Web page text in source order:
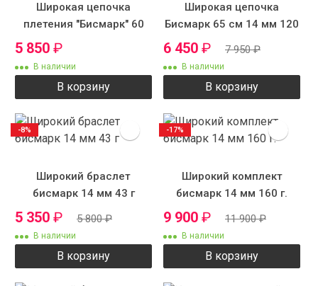
Широкая цепочка
плетения "Бисмарк" 60
см 12 мм 105 г.
5 850 ₽
В наличии
В корзину
Широкая цепочка
Бисмарк 65 см 14 мм 120
6 450 ₽ 7 950₽
В наличии
В корзину
Широкий браслет
бисмарк 14 мм 43 г
5 350 ₽ 5 800₽
В наличии
В корзину
-8%
Широкий комплект
бисмарк 14 мм 160 г.
9 900 ₽ 11 900₽
В наличии
В корзину
-17%